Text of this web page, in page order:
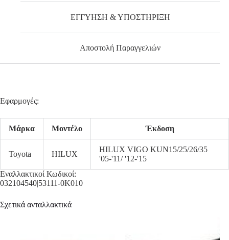
ΕΓΓΥΗΣΗ & ΥΠΟΣΤΗΡΙΞΗ
Αποστολή Παραγγελιών
Εφαρμογές:
Μάρκα Μοντέλο Έκδοση
Toyota HILUX
HILUX VIGO KUN15/25/26/35
'05-'11/ '12-'15
Εναλλακτικοί Κωδικοί:
032104540|53111-0K010
Σχετικά ανταλλακτικά